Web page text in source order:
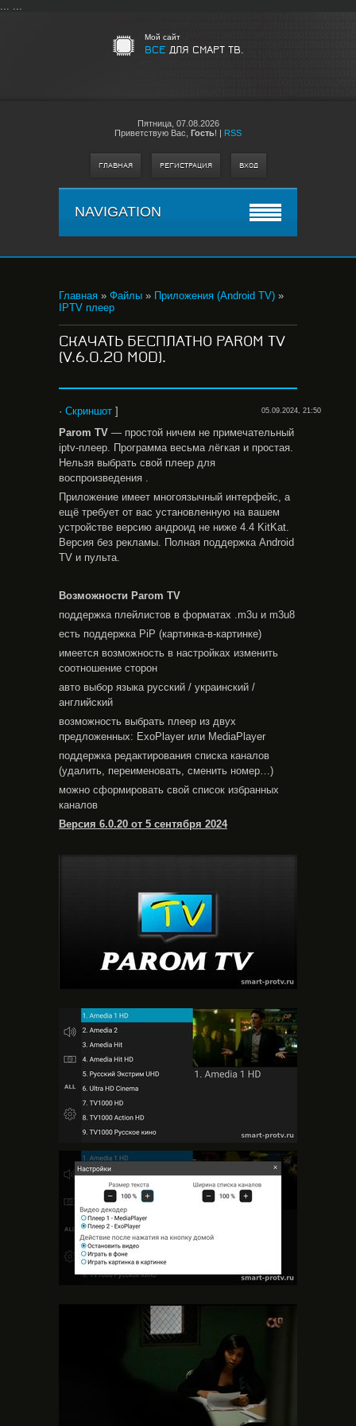
... ...
Мой сайт
ВСЕ ДЛЯ СМАРТ ТВ.
Пятница, 07.08.2026
Приветствую Вас Гость! | RSS
ГЛАВНАЯ РЕГИСТРАЦИЯ ВХОД
NAVIGATION
Главная » Файлы » Приложения (Android TV) »
IPTV плеер
СКАЧАТЬ БЕСПЛАТНО PAROM TV
(V.6.0.20 MOD).
· Скриншот ] 05.09.2024, 21:50
Parom TV — простой ничем не примечательный
iptv-плеер. Программа весьма лёгкая и простая.
Нельзя выбрать свой плеер для
воспроизведения .
Приложение имеет многоязычный интерфейс, а
ещё требует от вас установленную на вашем
устройстве версию андроид не ниже 4.4 KitKat.
Версия без рекламы. Полная поддержка Android
TV и пульта.
Возможности Parom TV
поддержка плейлистов в форматах .m3u и m3u8
есть поддержка PiP (картинка-в-картинке)
имеется возможность в настройках изменить
соотношение сторон
авто выбор языка русский / украинский /
английский
возможность выбрать плеер из двух
предложенных: ExoPlayer или MediaPlayer
поддержка редактирования списка каналов
(удалить, переименовать, сменить номер…)
можно сформировать свой список избранных
каналов
Версия 6.0.20 от 5 сентября 2024